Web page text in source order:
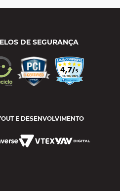
DE SEGURANÇA
E DESENVOLVIMENTO